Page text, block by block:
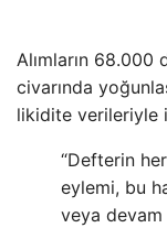
Alımların 68.000
civarında
likidite verileriyle
“Defterin
eylemi, bu
veya